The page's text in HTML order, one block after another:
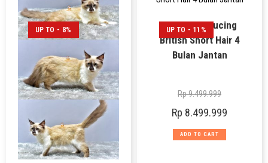
UP TO - 8% UP TO - 11%
Ferguso – Kucing
British Short Hair 4
Bulan Jantan
Rp9.499.999
Rp 8.499.999
ADD TO CART